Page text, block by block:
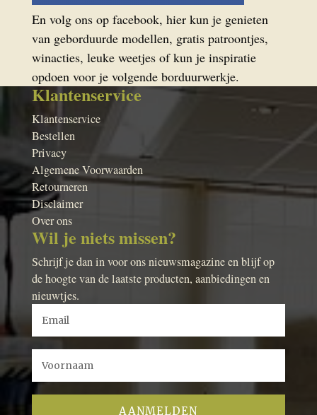
En volg ons op facebook, hier kun je genieten
van geborduurde modellen, gratis patroontjes,
winacties, leuke weetjes of kun je inspiratie
opdoen voor je volgende borduurwerkje.
Klantenservice
Klantenservice
Bestellen
Privacy
Algemene Voorwaarden
Retourneren
Disclaimer
Over ons
Wil je niets missen?
Schrijf je dan in voor ons nieuwsmagazine en blijf op
de hoogte van de laatste producten, aanbiedingen en
nieuwtjes.